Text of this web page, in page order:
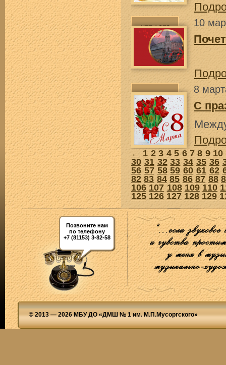
10
8
С
← 1 2 3 4 5 6 7 8 9 10
30 31 32 33 34 35 36
56 57 58 59 60 61 62
82 83 84 85 86 87 88
106 107 108 109 110
125 126 127 128 129
Позвоните нам
по телефону
+7 (81153) 3-82-58
© 2013 — 2026 МБУ ДО «ДМШ № 1 им. М.П.Мусоргского»